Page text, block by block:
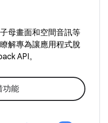
母畫面和空間音訊等
解專為讓應用程式脫
API。
功能